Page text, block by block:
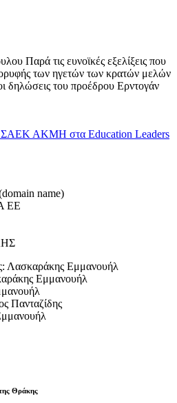
Παρά τις ευνοϊκές εξελίξεις που
των ηγετών των κρατών μελών
δηλώσεις του προέδρου Ερντογάν
ΣΑΕΚ ΑΚΜΗ στα Education Leaders
name)
ΕΕ
Λασκαράκης Εμμανουήλ
Εμμανουήλ
Πανταζίδης
Θράκης